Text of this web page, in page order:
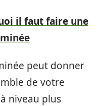
il faut faire une
peut donner
de votre
à niveau plus